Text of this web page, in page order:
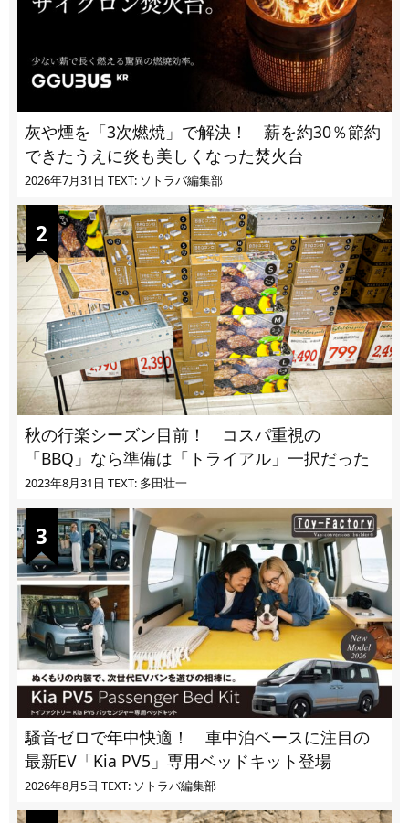
灰や煙を「3次燃焼」で解決！ 薪を約30％節約
できたうえに炎も美しくなった焚火台
2026年7月31日 TEXT: ソトラバ編集部
秋の行楽シーズン目前！ コスパ重視の
「BBQ」なら準備は「トライアル」一択だった
2023年8月31日 TEXT: 多田壮一
騒音ゼロで年中快適！ 車中泊ベースに注目の
最新EV「Kia PV5」専用ベッドキット登場
2026年8月5日 TEXT: ソトラバ編集部